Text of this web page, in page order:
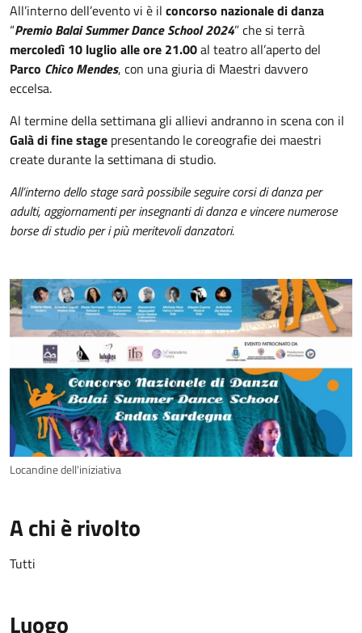
All’interno dell’evento vi è il concorso nazionale di danza
“Premio Balai Summer Dance School 2024” che si terrà
mercoledì 10 luglio alle ore 21.00al teatro all’aperto del
Parco Chico Mendes, con una giuria di Maestri davvero
eccelsa.
Al termine della settimana gli allievi andranno in scena con il
Galà di fine stage presentando le coreografie dei maestri
create durante la settimana di studio.
All’interno dello stage sarà possibile seguire corsi di danza per
adulti, aggiornamenti per insegnanti di danza e vincere numerose
borse di studio per i più meritevoli danzatori.
Locandine dell'iniziativa
A chi è rivolto
Tutti
Luogo